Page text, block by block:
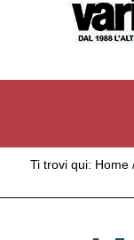
Ti trovi qui: Home